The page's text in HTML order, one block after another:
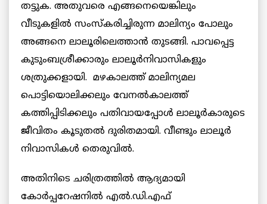
തട്ടുക. അതുവരെ എങ്ങനെയെങ്കിലും
വീടുകളില്‍ സംസ്കരിച്ചിരുന്ന മാലിന്യം പോലും
അങ്ങനെ ലാലൂരിലെത്താന്‍ തുടങ്ങി. പാവപ്പെട്ട
കുടുംബശ്രീക്കാരും ലാലൂര്‍നിവാസികളും
ശത്രുക്കളായി. മഴകാലത്ത് മാലിന്യമല
പൊട്ടിയൊലിക്കലും വേനല്‍കാലത്ത്
കത്തിപ്പിടിക്കലും പതിവായപ്പോള്‍ ലാലൂര്‍കാരുടെ
ജീവിതം കൂടുതല്‍ ദുരിതമായി. വീണ്ടും ലാലൂര്‍
നിവാസികള്‍ തെരുവില്‍.
അതിനിടെ ചരിത്രത്തില്‍ ആദ്യമായി
കോര്‍പ്പറേഷനില്‍ എല്‍.ഡി.എഫ്